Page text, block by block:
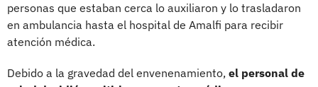
personas que estaban cerca lo auxiliaron y lo trasladaron
en ambulancia hasta el hospital de Amalfi para recibir
atención médica.
Debido a la gravedad del envenenamiento, el personal de